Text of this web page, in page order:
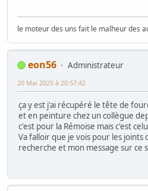
le moteur des uns fait le malheur des
eon56
Administrateur
20 Mai 2025 à 20:57:42
ça y est j'ai récupéré le tête de
et en peinture chez un collègue
c'est pour la Rémoise mais c'est
Va falloir que je vois pour les joints
recherche et mon message sur ce